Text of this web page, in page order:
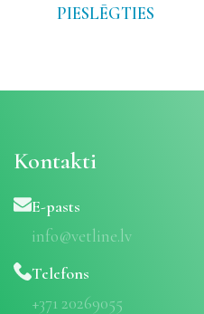
PIESLĒGTIES
Kontakti
E-pasts
info@vetline.lv
Telefons
+371 20269055